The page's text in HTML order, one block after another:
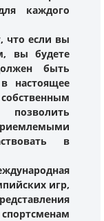
каждого
что если вы
вы будете
быть
настоящее
в
игр,